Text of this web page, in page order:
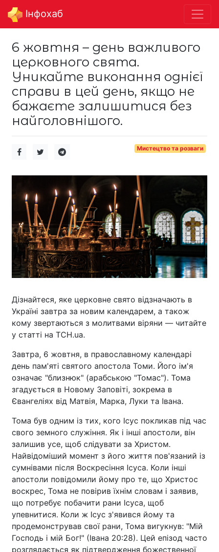
Інфохаб
6 жовтня – день важливого
церковного свята.
Уникайте виконання однієї
справи в цей день, якщо не
бажаєте залишитися без
найголовнішого.
Мистецтво та розваги
Дізнайтеся, яке церковне свято відзначають в
Україні завтра за новим календарем, а також
кому звертаються з молитвами віряни — читайте
у статті на ТСН.ua.
Завтра, 6 жовтня, в православному календарі
день пам'яті святого апостола Томи. Його ім'я
означає "близнюк" (арабською "Томас"). Тома
згадується в Новому Заповіті, зокрема в
Євангеліях від Матвія, Марка, Луки та Івана.
Тома був одним із тих, кого Ісус покликав під час
свого земного служіння. Як і інші апостоли, він
залишив усе, щоб слідувати за Христом.
Найвідоміший момент з його життя пов'язаний із
сумнівами після Воскресіння Ісуса. Коли інші
апостоли повідомили йому про те, що Христос
воскрес, Тома не повірив їхнім словам і заявив,
що потребує побачити рани Ісуса, щоб
упевнитися. Коли ж Ісус з'явився йому та
продемонстрував свої рани, Тома вигукнув: "Мій
Господь і мій Бог!" (Івана 20:28). Цей епізод часто
розглядається як підтвердження божественної